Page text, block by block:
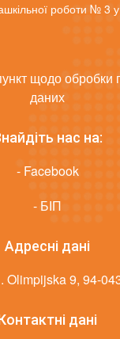
роботи № 3 у
щодо обробки
даних
нас на:
- Facebook
- БІП
Адресні дані
Olimpijska 9, 94-
дані